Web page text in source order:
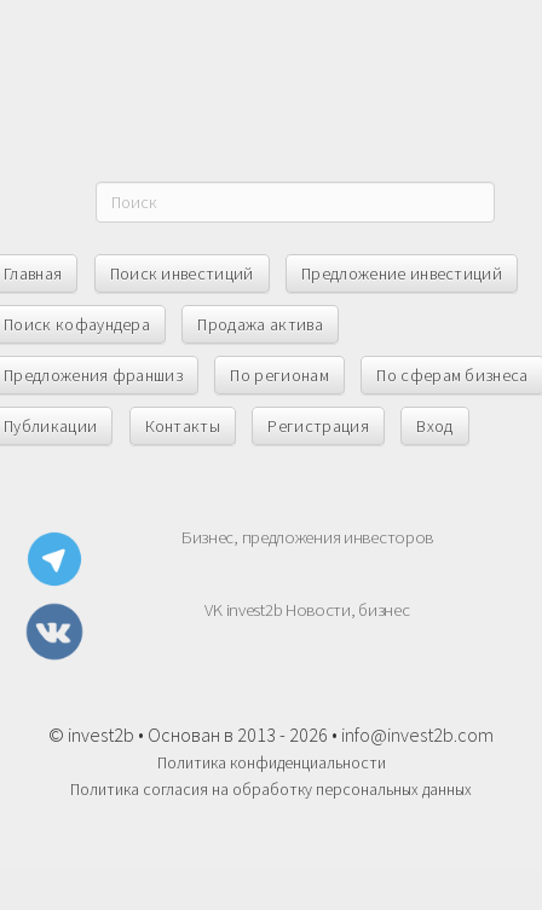
Главная Поиск инвестиций Предложение инвестиций
Поиск кофаундера Продажа актива
Предложения франшиз По регионам По сферам бизнеса
Публикации Контакты Регистрация Вход
Бизнес, предложения инвесторов
VK invest2b Новости, бизнес
© invest2b • Основан в 2013 - 2026 • info@invest2b.com
Политика конфиденциальности
Политика согласия на обработку персональных данных